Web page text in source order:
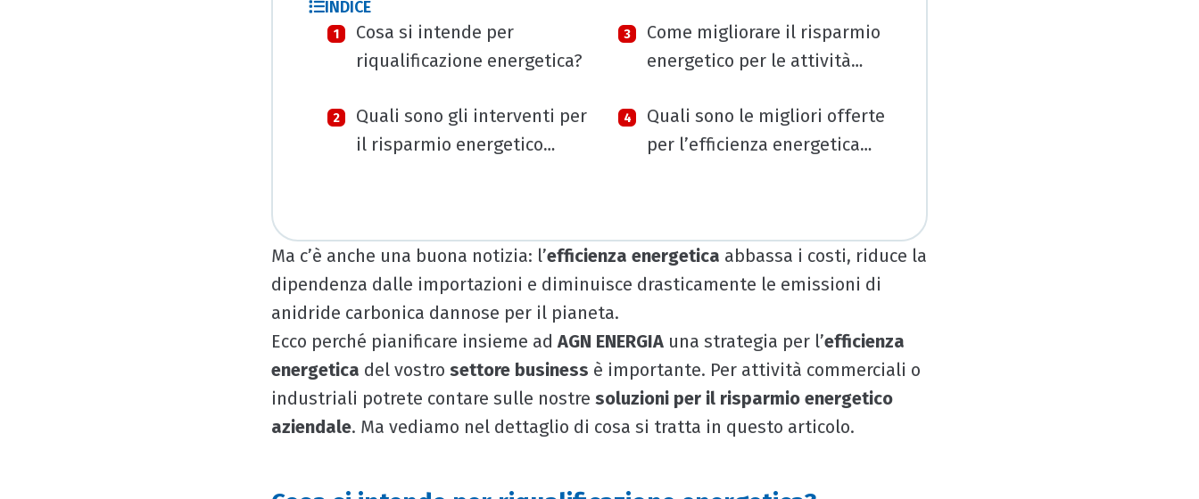
INDICE
Cosa si intende per
riqualificazione energetica?
Quali sono gli interventi per
il risparmio energetico
Come migliorare il risparmio
energetico per le attività
Quali sono le migliori offerte
per l’efficienza energetica
Ma c’è anche una buona notizia: l’efficienza energetica abbassa i costi, riduce la
dipendenza dalle importazioni e diminuisce drasticamente le emissioni di
anidride carbonica dannose per il pianeta.
Ecco perché pianificare insieme ad AGN ENERGIA una strategia per l’efficienza
energetica del vostro settore business è importante. Per attività commerciali o
industriali potrete contare sulle nostre soluzioni per il risparmio energetico
aziendale. Ma vediamo nel dettaglio di cosa si tratta in questo articolo.